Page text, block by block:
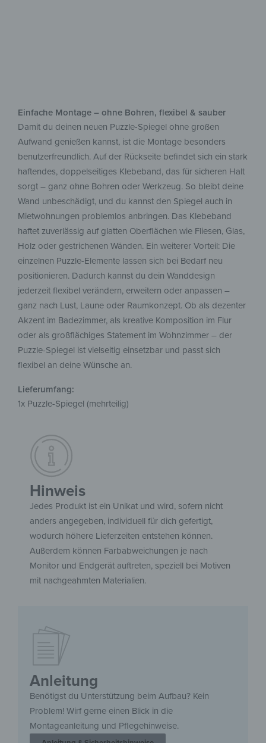
Einfache Montage – ohne Bohren, flexibel & sauber
Damit du deinen neuen Puzzle-Spiegel ohne großen
Aufwand genießen kannst, ist die Montage besonders
benutzerfreundlich. Auf der Rückseite befindet sich ein stark
haftendes, doppelseitiges Klebeband, das für sicheren Halt
sorgt – ganz ohne Bohren oder Werkzeug. So bleibt deine
Wand unbeschädigt, und du kannst den Spiegel auch in
Mietwohnungen problemlos anbringen. Das Klebeband
haftet zuverlässig auf glatten Oberflächen wie Fliesen, Glas,
Holz oder gestrichenen Wänden. Ein weiterer Vorteil: Die
einzelnen Puzzle-Elemente lassen sich bei Bedarf neu
positionieren. Dadurch kannst du dein Wanddesign
jederzeit flexibel verändern, erweitern oder anpassen –
ganz nach Lust, Laune oder Raumkonzept. Ob als dezenter
Akzent im Badezimmer, als kreative Komposition im Flur
oder als großflächiges Statement im Wohnzimmer – der
Puzzle-Spiegel ist vielseitig einsetzbar und passt sich
flexibel an deine Wünsche an.
Lieferumfang:
1x Puzzle-Spiegel (mehrteilig)
Anleitung
Benötigst du Unterstützung beim Aufbau? Kein
Problem! Wirf gerne einen Blick in die
Montageanleitung und Pflegehinweise.
Hinweis
Jedes Produkt ist ein Unikat und wird, sofern nicht
anders angegeben, individuell für dich gefertigt,
wodurch höhere Lieferzeiten entstehen können.
Außerdem können Farbabweichungen je nach
Monitor und Endgerät auftreten, speziell bei Motiven
mit nachgeahmten Materialien.